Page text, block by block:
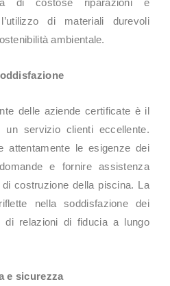
di costose riparazioni e
di materiali durevoli
ambientale.
delle aziende certificate è il
un servizio clienti eccellente.
attentamente le esigenze dei
e fornire assistenza
costruzione della piscina. La
nella soddisfazione dei
di relazioni di fiducia a lungo
e sicurezza